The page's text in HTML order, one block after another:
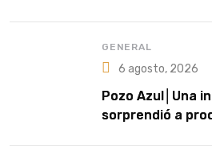
GENERAL
6 agosto, 2026
Pozo Azul│Una
sorprendió a